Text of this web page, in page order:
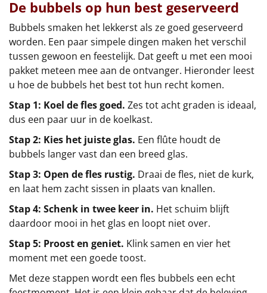
De bubbels op hun best geserveerd
Bubbels smaken het lekkerst als ze goed geserveerd
worden. Een paar simpele dingen maken het verschil
tussen gewoon en feestelijk. Dat geeft u met een mooi
pakket meteen mee aan de ontvanger. Hieronder leest
u hoe de bubbels het best tot hun recht komen.
Stap 1: Koel de fles goed. Zes tot acht graden is ideaal,
dus een paar uur in de koelkast.
Stap 2: Kies het juiste glas. Een flûte houdt de
bubbels langer vast dan een breed glas.
Stap 3: Open de fles rustig. Draai de fles, niet de kurk,
en laat hem zacht sissen in plaats van knallen.
Stap 4: Schenk in twee keer in. Het schuim blijft
daardoor mooi in het glas en loopt niet over.
Stap 5: Proost en geniet. Klink samen en vier het
moment met een goede toost.
Met deze stappen wordt een fles bubbels een echt